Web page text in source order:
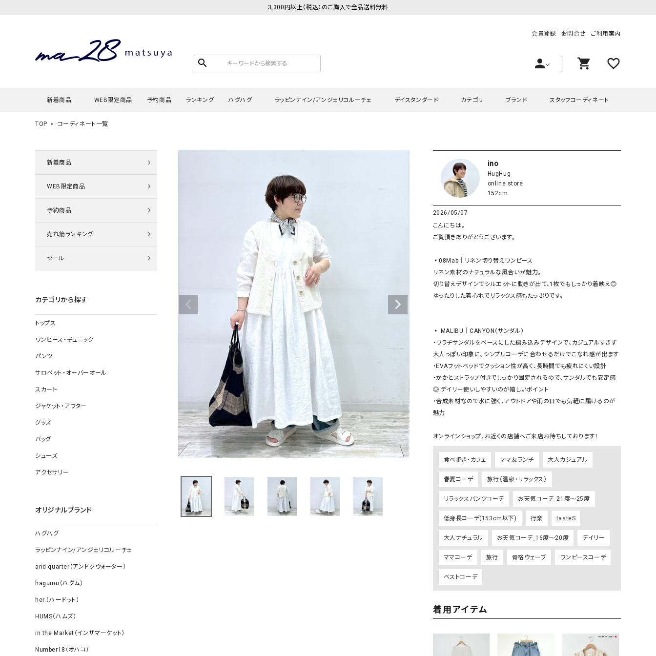
3,300円以上（税込）のご購入で全品送料無料
search
会員登録 お問合せ ご利用案内
person shopping_cart favorite_outline
新着商品 WEB限定商品 予約商品 ランキング ハグハグ
ロング・マキシ丈
その他スカート
すべて見る
靴
帽子
ソックス
その他雑貨
ラッピンナイン/アンジェリコルーチェ
タンクトップ・キャミソール
デニムパンツ
その他のパンツ
ジャケット
コート
その他アウター アクセサリー
デイスタンダード
チュニック
その他スカート
帽子
ソックス・その他雑貨
カテゴリ
ワンピース・チュニック
サロペット・オーバーオール
スカート
ジャケット・アウター
グッズ
グッズ
ブランド
ラッピンナイン/アンジェリコルーチェ
hagumu（ハグム）
her.（ハードット）
and quarter（アンドクウォーター） HUMS（ハムズ）
Wrapin nine9（ラッピンナイン）
1 metre carre（アンメートルキャレ ）
オ）
adidas（アディダス）
ASFVLT（アスファルト） mizuiro ind（ミズイロ イン
Antiquite's（アンティークス）
NATURAL LAUNDRY（ナ
リー）
Audition（オーディション）
ORDINARY FITS（オーディ
blue willow（ブルーウィロー）
blue willow（ブルーウィロー） prit（プリット）
CUBE SUGAR（キューブシュガー）
CONVERSE ALL STAR（コンバースオー
ルスター）
Risley（リズレー）
DENIM DUNGAREE（デニムダンガリー）
EVOL（イーボル）
ダ）
Emma Taylor（エマテイラー） SUGAR ROSE（シュガーロ
FLAVOR TEE（フレーバーティー） squady by graphite（スカ
スタッフコーディネート
TOP コーディネート一覧
新着商品
WEB限定商品
予約商品
売れ筋ランキング
セール
カテゴリから探す
トップス
ワンピース・チュニック
パンツ
サロペット・オーバーオール
スカート
ジャケット・アウター
グッズ
バッグ
シューズ
アクセサリー
オリジナルブランド
ハグハグ
ラッピンナイン/アンジェリコルーチェ
and quarter（アンドクウォーター）
hagumu（ハグム）
her.（ハードット）
HUMS（ハムズ）
in the Market（インザマーケット）
Number18（オハコ）
ino
HugHug
online store
152cm
2026/05/07
こんにちは。
ご覧頂きありがとうございます。
▪️08Mab｜リネン切り替えワンピース
リネン素材のナチュラルな風合いが魅力。
切り替えデザインでシルエットに動きが出て、1枚でもしっかり着映え◎
ゆったりした着心地でリラックス感もたっぷりです。
▪️ MALIBU｜CANYON（サンダル）
・ワラチサンダルをベースにした編み込みデザインで、カジュアルすぎず
大人っぽい印象に。シンプルコーデに合わせるだけでこなれ感が出ます
・EVAフットベッドでクッション性が高く、長時間でも疲れにくい設計
・かかとストラップ付きでしっかり固定されるので、サンダルでも安定感
◎ デイリー使いしやすいのが嬉しいポイント
・合成素材なので水に強く、アウトドアや雨の日でも気軽に履けるのが
魅力
オンラインショップ、お近くの店舗へご来店お待ちしております！
食べ歩き・カフェ ママ友ランチ 大人カジュアル
春夏コーデ 旅行（温泉・リラックス）
リラックスパンツコーデ お天気コーデ_21度～25度
低身長コーデ(153cm以下) 行楽 tasteS
大人ナチュラル お天気コーデ_16度～20度 デイリー
ママコーデ 旅行 骨格ウェーブ ワンピースコーデ
ベストコーデ
着用アイテム